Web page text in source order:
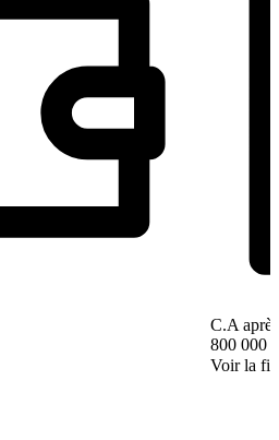
C.A
800 000 €
Voir la